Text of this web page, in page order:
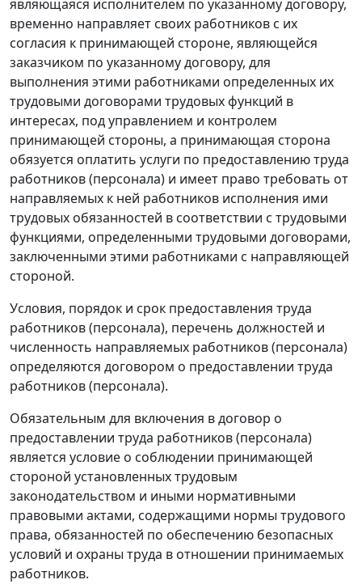
являющаяся исполнителем по указанному договору,
временно направляет своих работников с их
согласия к принимающей стороне, являющейся
заказчиком по указанному договору, для
выполнения этими работниками определенных их
трудовыми договорами трудовых функций в
интересах, под управлением и контролем
принимающей стороны, а принимающая сторона
обязуется оплатить услуги по предоставлению труда
работников (персонала) и имеет право требовать от
направляемых к ней работников исполнения ими
трудовых обязанностей в соответствии с трудовыми
функциями, определенными трудовыми договорами,
заключенными этими работниками с направляющей
стороной.
Условия, порядок и срок предоставления труда
работников (персонала), перечень должностей и
численность направляемых работников (персонала)
определяются договором о предоставлении труда
работников (персонала).
Обязательным для включения в договор о
предоставлении труда работников (персонала)
является условие о соблюдении принимающей
стороной установленных трудовым
законодательством и иными нормативными
правовыми актами, содержащими нормы трудового
права, обязанностей по обеспечению безопасных
условий и охраны труда в отношении принимаемых
работников.